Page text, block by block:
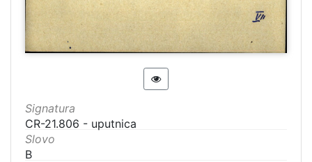
Signatura
CR-21.806 - uputnica
Slovo
B